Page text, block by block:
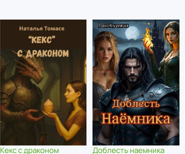
Кекс с драконом
Доблесть наемника